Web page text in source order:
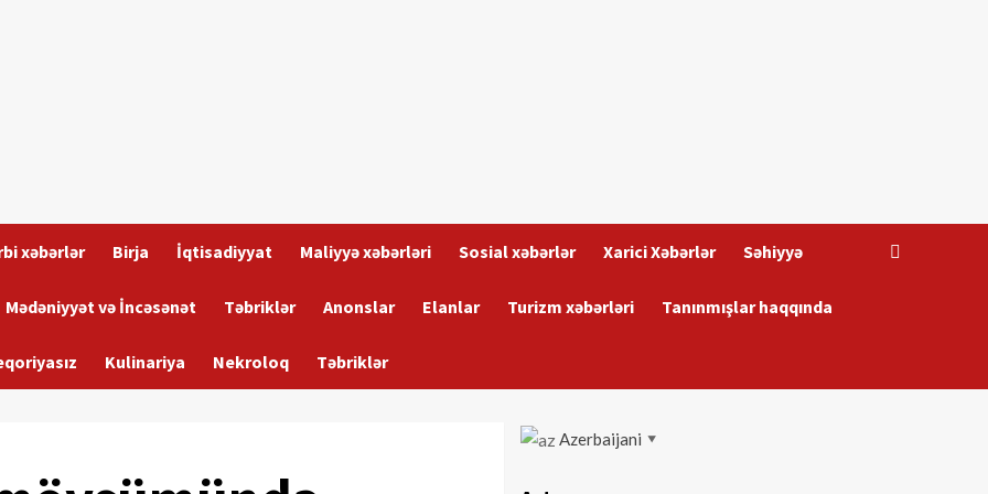
xəbərlər Birja İqtisadiyyat Maliyyə xəbərləri Sosial xəbərlər Xarici Xəbərlər Səhiyyə
Mədəniyyət və İncəsənət Təbriklər Anonslar Elanlar Turizm xəbərləri Tanınmışlar haqqında
Kulinariya Nekroloq Təbriklər
Azerbaijani ▼